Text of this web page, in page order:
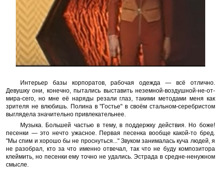
Интерьер базы корпоратов, рабочая одежда — всё отлично.
Девушку они, конечно, пытались выставить неземной-воздушной-не-от-
мира-сего, но мне её наряды резали глаз, такими методами меня как
зрителя не влюбишь. Полина в "Гостье" в своём стальном-серебристом
выглядела значительно привлекательнее.
Музыка. Большей частью в тему, в поддержку действия. Но боже!
песенки — это нечто ужасное. Первая песенка вообще какой-то бред.
"Мы спим и хорошо бы не проснуться..." Звуком занималась куча людей, я
не разобрал, кто за что именно отвечал, так что не буду композитора
клеймить, но песенки ему точно не удались. Эстрада в средне-ненужном
смысле.